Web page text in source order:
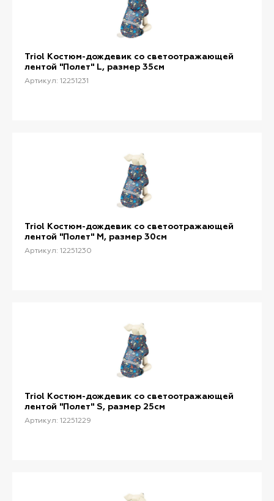
Triol Костюм-дождевик со светоотражающей
лентой "Полет" L, размер 35см
Артикул: 12251231
Triol Костюм-дождевик со светоотражающей
лентой "Полет" M, размер 30см
Артикул: 12251230
Triol Костюм-дождевик со светоотражающей
лентой "Полет" S, размер 25см
Артикул: 12251229